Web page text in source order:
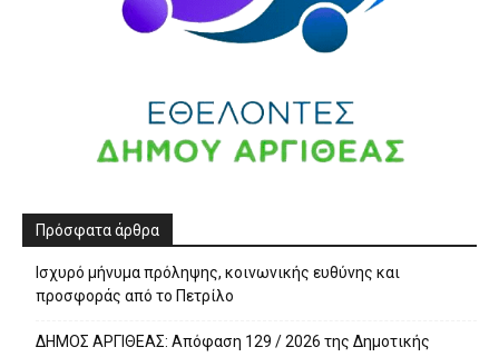
Πρόσφατα άρθρα
Ισχυρό μήνυμα πρόληψης, κοινωνικής ευθύνης και
προσφοράς από το Πετρίλο
ΔΗΜΟΣ ΑΡΓΙΘΕΑΣ: Απόφαση 129 / 2026 της Δημοτικής